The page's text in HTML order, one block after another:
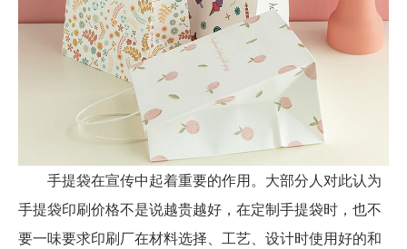
手提袋在宣传中起着重要的作用。大部分人对此认为
手提袋印刷价格不是说越贵越好，在定制手提袋时，也不
要一味要求印刷厂在材料选择、工艺、设计时使用好的和